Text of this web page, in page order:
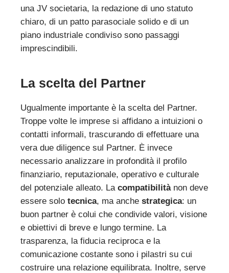
una JV societaria, la redazione di uno statuto
chiaro, di un patto parasociale solido e di un
piano industriale condiviso sono passaggi
imprescindibili.
La scelta del Partner
Ugualmente importante è la scelta del Partner.
Troppe volte le imprese si affidano a intuizioni o
contatti informali, trascurando di effettuare una
vera due diligence sul Partner. È invece
necessario analizzare in profondità il profilo
finanziario, reputazionale, operativo e culturale
del potenziale alleato. La compatibilitànon deve
essere solo tecnica, ma anche strategica: un
buon partner è colui che condivide valori, visione
e obiettivi di breve e lungo termine. La
trasparenza, la fiducia reciproca e la
comunicazione costante sono i pilastri su cui
costruire una relazione equilibrata. Inoltre, serve